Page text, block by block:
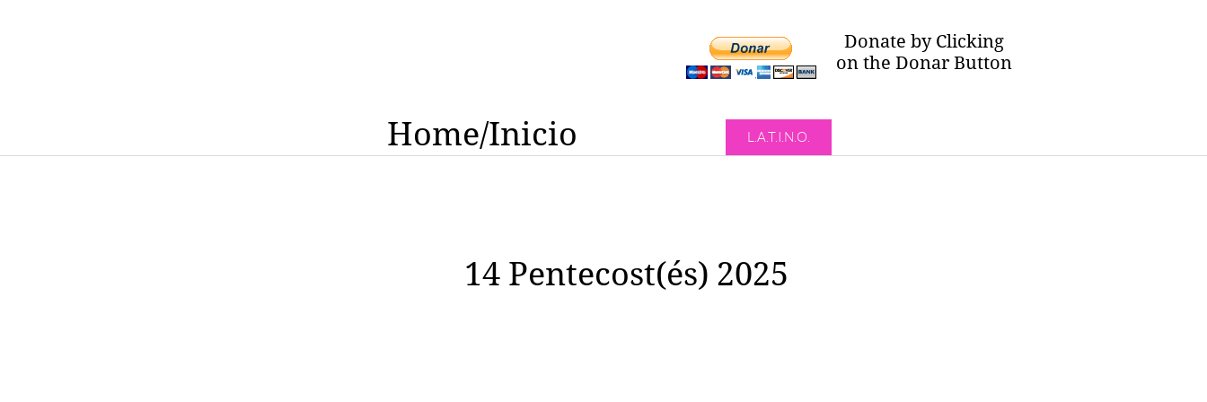
Home/Inicio
Donate by Clicking
on the Donar Button
L.A.T.I.N.O.
14 Pentecost(és) 2025